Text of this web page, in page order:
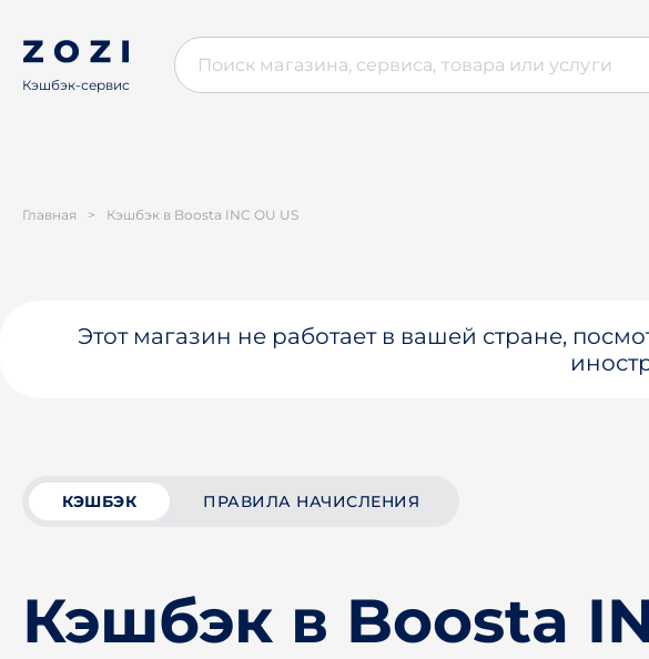
Кэшбэк-сервис
Главная > Кэшбэк в Boosta INC OU US
Этот магазин не работает в вашей стране,
КЭШБЭК ПРАВИЛА НАЧИСЛЕНИЯ
Кэшбэк в Boosta